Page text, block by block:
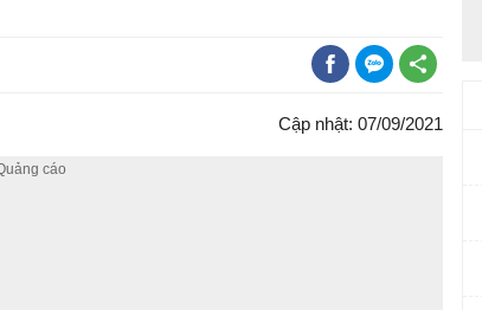
Cập nhật: 07/09/2021